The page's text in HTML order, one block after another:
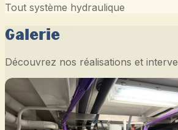
Tout système hydraulique
Galerie
Découvrez nos réalisations et